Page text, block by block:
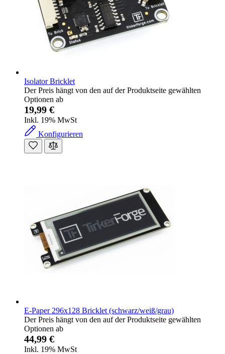
Isolator Bricklet
Der Preis hängt von den auf der Produktseite gewählten
Optionen ab
19,99 €
Inkl. 19% MwSt
Konfigurieren
E-Paper 296x128 Bricklet (schwarz/weiß/grau)
Der Preis hängt von den auf der Produktseite gewählten
Optionen ab
44,99 €
Inkl. 19% MwSt